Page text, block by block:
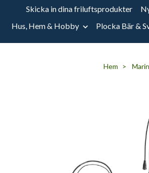
Skicka in dina friluftsprodukter
Hus, Hem & Hobby
Plocka Bär &
Hem